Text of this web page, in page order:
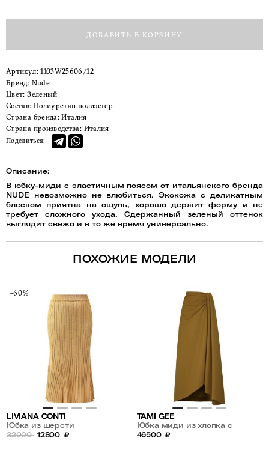
ДОБАВИТЬ В КОРЗИНУ
Артикул:1103W25606/12
Бренд:
Nude
Цвет:
Зеленый
Состав: Полиуретан,полиэстер
Страна бренда: Италия
Страна производства: Италия
Поделиться:
Описание:
В юбку-миди с эластичным поясом от итальянского бренда
NUDE невозможно не влюбиться. Экокожа с деликатным
блеском приятна на ощупь, хорошо держит форму и не
требует сложного ухода. Сдержанный зеленый оттенок
выглядит свежо и в то же время универсально.
ПОХОЖИЕ МОДЕЛИ
-60%
LIVIANA CONTI
Юбка из шерсти
32000 12800 ₽
TAMI GEE
Юбка миди из хлопка с
драпировкой по линии талии
46500 ₽